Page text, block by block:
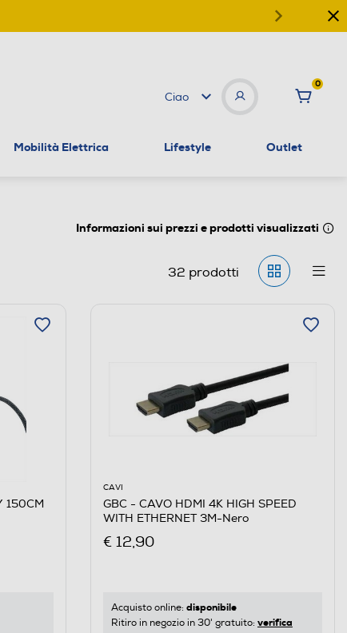
Ciao
0
Mobilità Elettrica Lifestyle Outlet
Informazioni sui prezzi e prodotti visualizzati
32 prodotti
150CM
CAVI
GBC - CAVO HDMI 4K HIGH SPEED
WITH ETHERNET 3M-Nero
€ 12,90
Acquisto online: disponibile
Ritiro in negozio in 30' gratuito: verifica